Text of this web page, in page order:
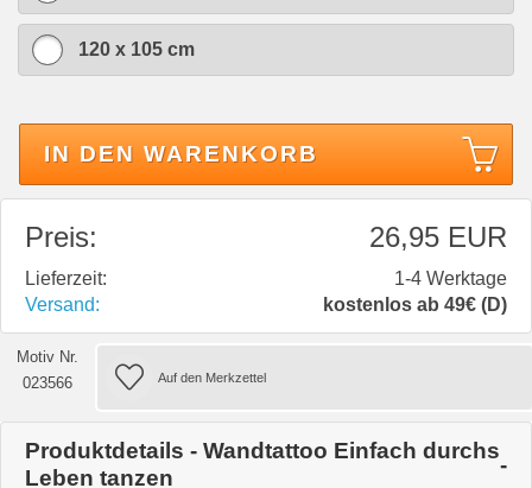
120 x 105 cm
IN DEN WARENKORB
Preis: 26,95 EUR
Lieferzeit:
1-4 Werktage
Versand:
kostenlos ab 49€ (D)
Motiv Nr.
023566
Produktdetails - Wandtattoo Einfach durchs
Leben tanzen